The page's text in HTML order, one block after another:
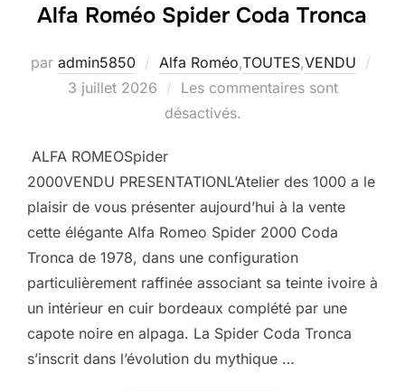
Alfa Roméo Spider Coda Tronca
par admin5850 Alfa Roméo,TOUTES,VENDU
3 juillet 2026
Les commentaires sont
désactivés.
ALFA ROMEOSpider
2000VENDU PRESENTATIONL’Atelier des 1000 a le
plaisir de vous présenter aujourd’hui à la vente
cette élégante Alfa Romeo Spider 2000 Coda
Tronca de 1978, dans une configuration
particulièrement raffinée associant sa teinte ivoire à
un intérieur en cuir bordeaux complété par une
capote noire en alpaga. La Spider Coda Tronca
s’inscrit dans l’évolution du mythique …